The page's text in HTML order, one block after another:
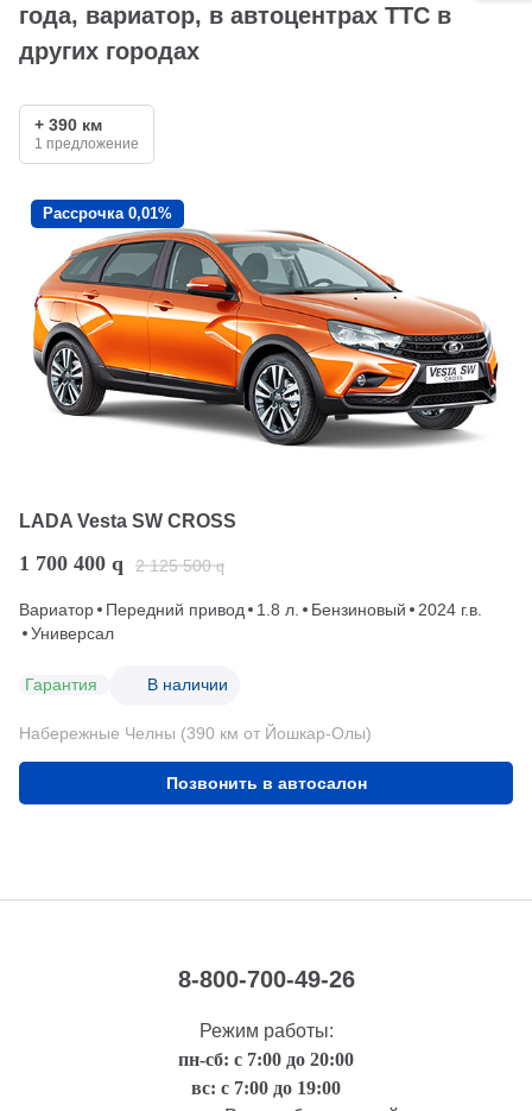
года, вариатор, в автоцентрах ТТС в
других городах
+ 390 км
1 предложение
Рассрочка 0,01%
LADA Vesta SW CROSS
1 700 400 q 2 125 500 q
Вариатор Передний привод 1.8 л. Бензиновый
2024 г.в.
Универсал
Гарантия В наличии
Набережные Челны (390 км от Йошкар-Олы)
Позвонить в автосалон
8-800-700-49-26
Режим работы:
пн-сб: с 7:00 до 20:00
вс: с 7:00 до 19:00